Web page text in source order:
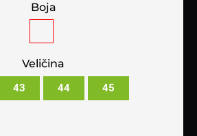
Boja
Veličina
43 44 45